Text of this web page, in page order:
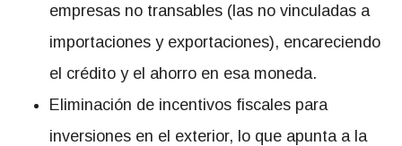
empresas no transables (las no vinculadas a
importaciones y exportaciones), encareciendo
el crédito y el ahorro en esa moneda.
Eliminación de incentivos fiscales para
inversiones en el exterior, lo que apunta a la